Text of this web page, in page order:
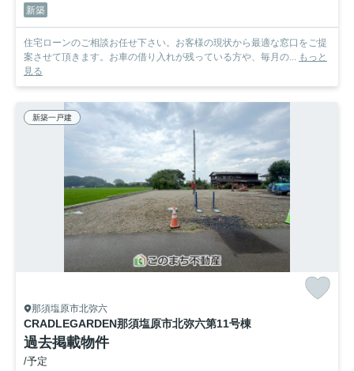
新築
住宅ローンのご相談お任せ下さい。お客様の現状から最適な窓口をご提
案させて頂きます。お車の借り入れが残っている方や、毎月の... もっと
見る
新築一戸建
那須塩原市北弥六
CRADLEGARDEN那須塩原市北弥六第11号棟
過去掲載物件
/予定